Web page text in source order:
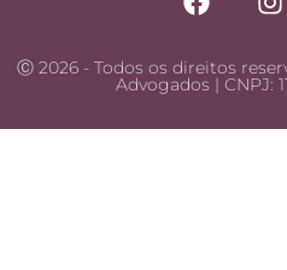
Ⓒ 2026 - Todos os direitos
Advogados | CNPJ: